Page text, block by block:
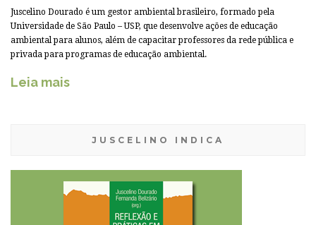
Juscelino Dourado é um gestor ambiental brasileiro, formado pela
Universidade de São Paulo – USP, que desenvolve ações de educação
ambiental para alunos, além de capacitar professores da rede pública e
privada para programas de educação ambiental.
Leia mais
JUSCELINO INDICA